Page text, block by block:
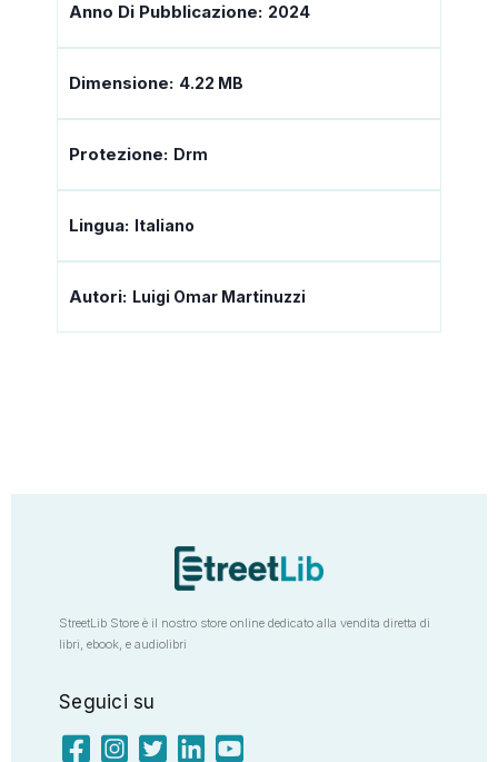
Anno Di Pubblicazione: 2024
Dimensione: 4.22 MB
Protezione: Drm
Lingua: Italiano
Autori: Luigi Omar Martinuzzi
StreetLib Store è il nostro store online dedicato alla vendita diretta di
libri, ebook, e audiolibri
Seguici su